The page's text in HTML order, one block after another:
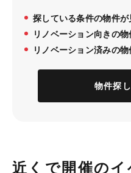
探している条件の物件が
リノベーション向きの
リノベーション済みの
物件探
近くで開催のイ